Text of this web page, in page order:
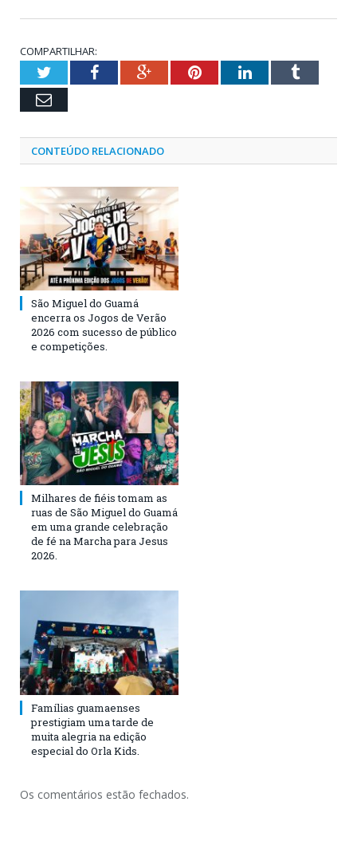
COMPARTILHAR:
TwitterFacebookGoogle+PinterestLinkedInTumblr
Email
CONTEÚDO RELACIONADO
São Miguel do Guamá
encerra os Jogos de Verão
2026 com sucesso de público
e competições.
Milhares de fiéis tomam as
ruas de São Miguel do Guamá
em uma grande celebração
de fé na Marcha para Jesus
2026.
Famílias guamaenses
prestigiam uma tarde de
muita alegria na edição
especial do Orla Kids.
Os comentários estão fechados.